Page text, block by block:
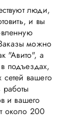
люди,
и вы
можно
"Авито", а
подъездах,
сетей вашего
работы
и вашего
около 200